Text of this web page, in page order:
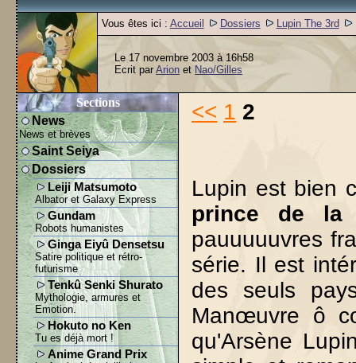
Vous êtes ici : Accueil Dossiers Lupin The 3rd
Le 17 novembre 2003 à 16h58
Ecrit parArion et Nao/Gilles
Sections
News
News et brèves
Saint Seiya
Dossiers
Leiji Matsumoto
Albator et Galaxy Express
Gundam
Robots humanistes
Ginga Eiyû Densetsu
Satire politique et rétro-
futurisme
Tenkû Senki Shurato
Mythologie, armures et
Emotion.
Hokuto no Ken
Tu es déjà mort !
Anime Grand Prix
<< 1 2
Lupin est bien
prince de la
pauuuuuvres
série. Il est
des seuls
Manœuvre ô
qu'Arsène